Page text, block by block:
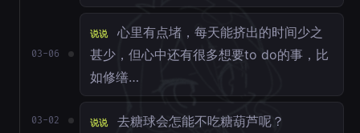
03-06
说说
心里有点堵，每天能挤出的时间少之
甚少，但心中还有很多想要to do的事，比
如修缮…
03-02 说说 去糖球会怎能不吃糖葫芦呢？